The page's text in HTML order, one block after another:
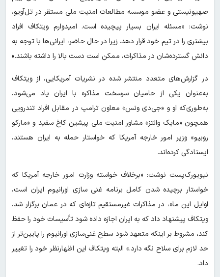
صهیونیستی و عضو موسسه مطالعات امنیت ملی مستقر در تل‌آویو،
نوشت: «مسئله ایران بسیار پیچیده است. امیدوارم ویتکاف افراد
بیشتری را در تیم خود قرار دهد. زیرا در حال حاضر، ایرانی‌ها با توجه به
دانش گسترده‌شان در مذاکرات، ممکن است دست بالا را داشته باشند.»
در گزارش‌های متعدد منتشر شده در نشریات آمریکایی، از ویتکاف
به‌عنوان یکی از حامیان سرسخت مذاکره با ایران یاد می‌شود،
به‌طوری‌که او و «جی‌دی ونس» معاون ترامپ در مقابل افراد تندرویی
همچون «مایک والتز» مشاور امنیت ملی پیشین کاخ سفید و «مارکو
روبیو» وزیر امور خارجه آمریکا که خواستار حمله به ایران هستند،
ایستادگی کرده‌اند.
نیویورک‌پست نوشت: «برخلاف خواسته وزارت امور خارجه آمریکا که
خواستار برچیده شدن کامل برنامه غنی سازی اورانیوم ایران است،
اوایل این ماه، در مذاکرات غیرمستقیم تازه‌ای که در عمان برگزار شد،
ویتکاف پیشنهاد داد که به ایران اجازه داده شود تأسیسات خود را حفظ
کند، مشروط بر اینکه متعهد شود سطح غنی‌سازی اورانیوم را پایین‌تر از
حد لازم برای سلاح نگه دارد.» البته ویتکاف این اظهارنظر خود را تغییر
داد.